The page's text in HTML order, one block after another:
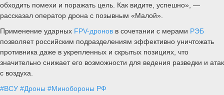
обходить помехи и поражать цель. Как видите, успешно», —
рассказал оператор дрона с позывным «Малой».
Применение ударных FPV-дронов в сочетании с мерами РЭБ
позволяет российским подразделениям эффективно уничтожать
противника даже в укрепленных и скрытых позициях, что
значительно снижает его возможности для ведения разведки и атак
с воздуха.
#ВСУ #Дроны #Минобороны РФ